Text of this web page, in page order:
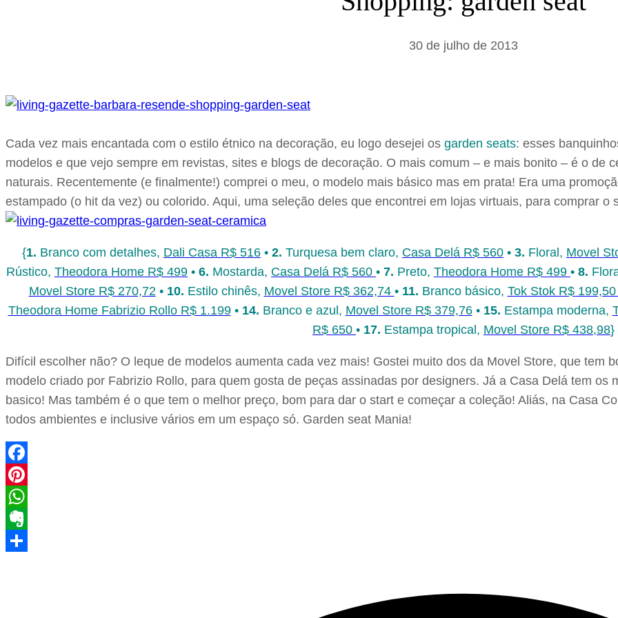
a
30 de julho de 2013
Cada vez mais encantada com o estilo étnico na decoração, eu logo desejei os garden seats: esses
modelos e que vejo sempre em revistas, sites e blogs de decoração. O mais comum – e mais bonito – é o de
naturais. Recentemente (e finalmente!) comprei o meu, o modelo mais básico mas em prata! Era uma
estampado (o hit da vez) ou colorido. Aqui, uma seleção deles que encontrei em lojas virtuais, para comprar o
{1. Branco com detalhes, Dali Casa R$ 516 • 2. Turquesa bem claro, Casa Delá R$ 560 • 3. Floral, Movel
Rústico, Theodora Home R$ 499 • 6. Mostarda, Casa Delá R$ 560 • 7. Preto, Theodora Home R$ 499 • 8.
Movel Store R$ 270,72 • 10. Estilo chinês, Movel Store R$ 362,74 • 11. Branco básico, Tok Stok R$
Theodora Home Fabrizio Rollo R$ 1.199• 14. Branco e azul, Movel Store R$ 379,76• 15. Estampa moderna,
R$ 650 • 17. Estampa tropical, Movel Store R$ 438,98}
Difícil escolher não? O leque de modelos aumenta cada vez mais! Gostei muito dos da Movel Store, que tem
modelo criado por Fabrizio Rollo, para quem gosta de peças assinadas por designers. Já a Casa Delá tem os
basico! Mas também é o que tem o melhor preço, bom para dar o start e começar a coleção! Aliás, na Casa
todos ambientes e inclusive vários em um espaço só. Garden seat Mania!
Facebook
Pinterest
WhatsApp
Evernote